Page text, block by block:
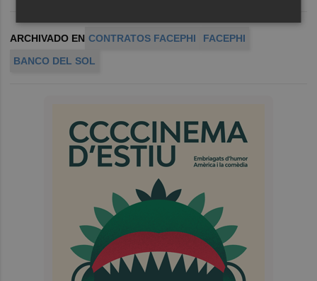
ARCHIVADO EN CONTRATOS FACEPHI
FACEPHI
BANCO DEL SOL